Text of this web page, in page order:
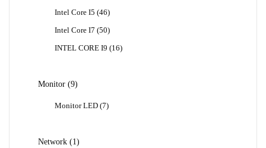
Intel Core I5 4646
Intel Core I7 5050
INTEL CORE I9
1616
Monitor 99
Monitor LED 77
Network 11